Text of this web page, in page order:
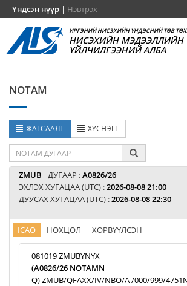
Үндсэн нүүр | Нэвтрэх
ИРГЭНИЙ НИСЭХИЙН ҮНДЭСНИЙ ТӨВ
НИСЭХИЙН МЭДЭЭЛЛИЙН
ҮЙЛЧИЛГЭЭНИЙ АЛБА
NOTAM
ЖАГСААЛТ ХҮСНЭГТ
ZMUB ДУГААР :A0826/26
ЭХЛЭХ ХУГАЦАА (UTC) :2026-08-08 21:00
ДУУСАХ ХУГАЦАА (UTC) :2026-08-08 22:30
ICAO НӨХЦӨЛ ХӨРВҮҮЛСЭН
081019 ZMUBYNYX
(A0826/26 NOTAMN
Q) ZMUB/QFAXX/IV/NBO/A /000/999/